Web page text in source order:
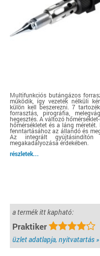
Multifunkciós butángázos
működik, így vezeték nélküli
külön kell beszerezni. 7
forrasztás, pirográfia,
hegesztés. A változó
hőmérsékletet és a láng
fenntartásához az állandó és
Az integrált
megakadályozása érdekében.
részletek...
a termék itt kapható:
Praktiker
üzlet adatlapja, nyitvatartás »